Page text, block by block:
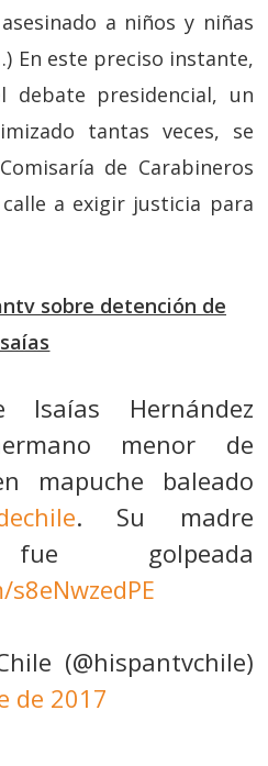
a niños y niñas
En este preciso instante,
debate presidencial, un
tantas veces, se
de Carabineros
a exigir justicia para
sobre detención de
Isaías Hernández
menor de
mapuche baleado
. Su madre
golpeada
(@hispantvchile)
de 2017